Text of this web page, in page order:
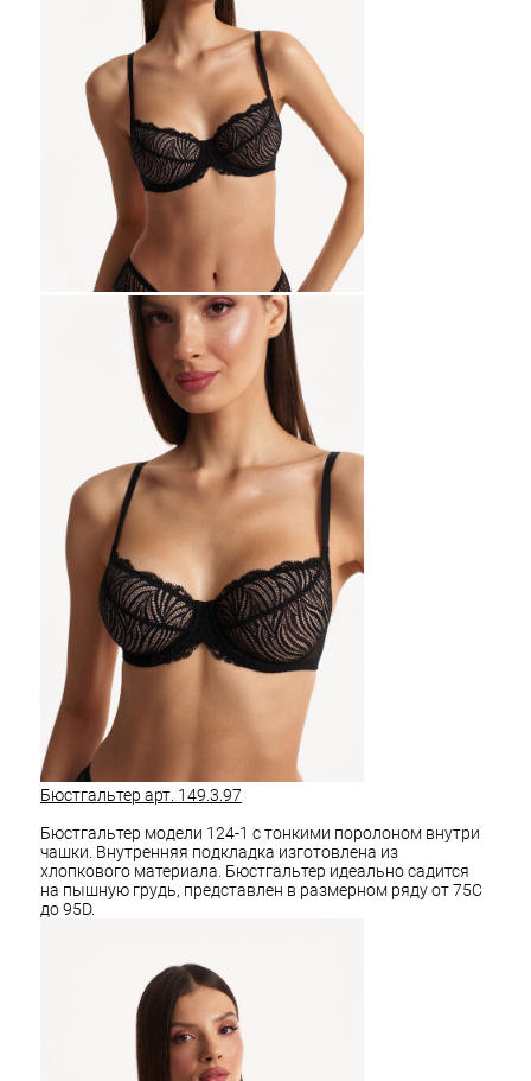
Бюстгальтер арт. 149.3.97
Бюстгальтер модели 124-1 с тонкими поролоном внутри
чашки. Внутренняя подкладка изготовлена из
хлопкового материала. Бюстгальтер идеально садится
на пышную грудь, представлен в размерном ряду от 75С
до 95D.